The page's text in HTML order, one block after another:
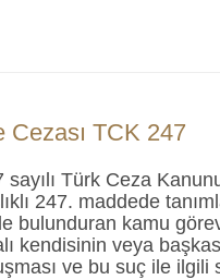
TCK 247
Türk Ceza
247. maddede
bulunduran kamu
kendisinin veya
ve bu suç ile